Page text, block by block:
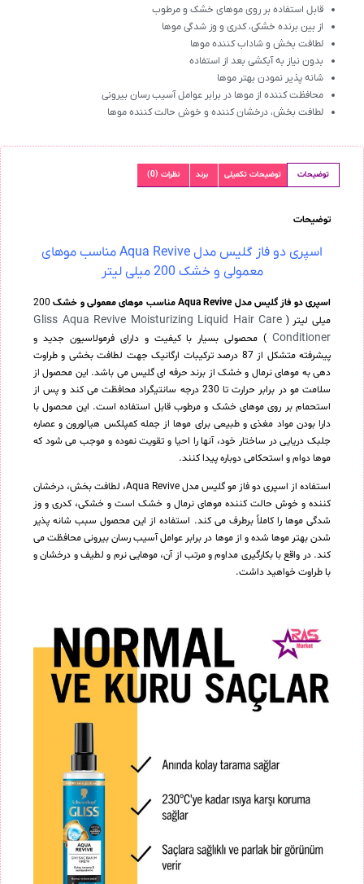
قابل استفاده بر روی موهای خشک و مرطوب
از بین برنده خشکی، کدری و وز شدگی موها
لطافت بخش و شاداب کننده موها
بدون نیاز به آبکشی بعد از استفاده
شانه پذیر نمودن بهتر موها
محافظت کننده از موها در برابر عوامل آسیب رسان بیرونی
لطافت بخش، درخشان کننده و خوش حالت کننده موها
توضیحات توضیحات تکمیلی برند نظرات (0)
توضیحات
اسپری دو فاز گلیس مدل Aqua Revive مناسب موهای
معمولی و خشک 200 میلی لیتر
اسپری دو فاز گلیس مدل Aqua Revive مناسب موهای معمولی و خشک
200
میلی لیتر ( Gliss Aqua Revive Moisturizing Liquid Hair Care
Conditioner ) محصولی بسیار با کیفیت و دارای فرمولاسیون جدید و
پیشرفته متشکل از 87 درصد ترکیبات ارگانیک جهت لطافت بخشی و طراوت
دهی به موهای نرمال و خشک از برند حرفه ای گلیس می باشد. این محصول از
سلامت مو در برابر حرارت تا 230 درجه سانتیگراد محافظت می کند و پس از
استحمام بر روی موهای خشک و مرطوب قابل استفاده است. این محصول با
دارا بودن مواد مغذی و طبیعی برای موها از جمله کمپلکس هیالورون و عصاره
جلبک دریایی در ساختار خود، آنها را احیا و تقویت نموده و موجب می شود که
موها دوام و استحکامی دوباره پیدا کنند.
استفاده از اسپری دو فاز مو گلیس مدل Aqua Revive، لطافت بخش، درخشان
کننده و خوش حالت کننده موهای نرمال و خشک است و خشکی، کدری و وز
شدگی موها را کاملاً برطرف می کند. استفاده از این محصول سبب شانه پذیر
شدن بهتر موها شده و از موها در برابر عوامل آسیب رسان بیرونی محافظت می
کند. در واقع با بکارگیری مداوم و مرتب از آن، موهایی نرم و لطیف و درخشان و
با طراوت خواهید داشت.